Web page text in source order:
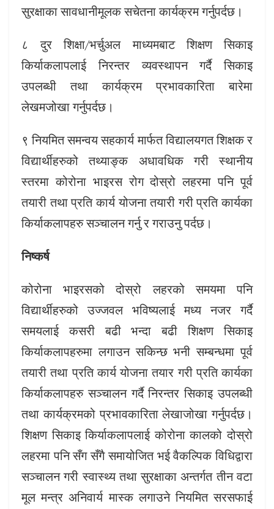
सुरक्षाका सावधानीमूलक सचेतना कार्यक्रम गर्नुपर्दछ।
८ दुर शिक्षा/भर्चुअल माध्यमबाट शिक्षण सिकाइ
किर्याकलापलाई निरन्तर व्यवस्थापन गर्दै सिकाइ
उपलब्धी तथा कार्यक्रम प्रभावकारिता बारेमा
लेखमजोखा गर्नुपर्दछ।
९ नियमित समन्वय सहकार्य मार्फत विद्यालयगत शिक्षक र
विद्यार्थीहरुको तथ्याङ्क अधावधिक गरी स्थानीय
स्तरमा कोरोना भाइरस रोग दोस्रो लहरमा पनि पूर्व
तयारी तथा प्रति कार्य योजना तयारी गरी प्रति कार्यका
किर्याकलापहरु सञ्चालन गर्नु र गराउनु पर्दछ।
निष्कर्ष
कोरोना भाइरसको दोस्रो लहरको समयमा पनि
विद्यार्थीहरुको उज्जवल भविष्यलाई मध्य नजर गर्दै
समयलाई कसरी बढी भन्दा बढी शिक्षण सिकाइ
किर्याकलापहरुमा लगाउन सकिन्छ भनी सम्बन्धमा पूर्व
तयारी तथा प्रति कार्य योजना तयार गरी प्रति कार्यका
किर्याकलापहरु सञ्चालन गर्दै निरन्तर सिकाइ उपलब्धी
तथा कार्यक्रमको प्रभावकारिता लेखाजोखा गर्नुपर्दछ।
शिक्षण सिकाइ किर्याकलापलाई कोरोना कालको दोस्रो
लहरमा पनि सँग सँगै समायोजित भई वैकल्पिक विधिद्वारा
सञ्चालन गरी स्वास्थ्य तथा सुरक्षाका अन्तर्गत तीन वटा
मूल मन्त्र अनिवार्य मास्क लगाउने नियमित सरसफाई